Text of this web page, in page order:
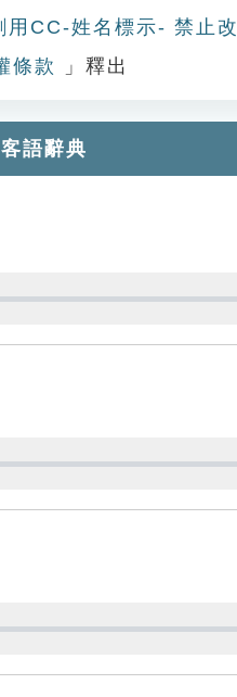
用CC-姓名標示- 禁止
條款
」釋出
語辭典